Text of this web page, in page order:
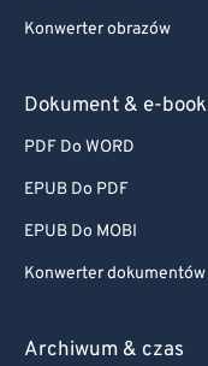
Konwerter obrazów
Dokument & e-book
PDF Do WORD
EPUB Do PDF
EPUB Do MOBI
Konwerter dokumentów
Archiwum & czas